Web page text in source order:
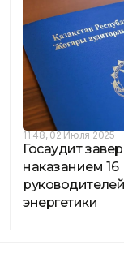
11:48, 02 Июля 2025
Госаудит
наказанием 16
энергетики